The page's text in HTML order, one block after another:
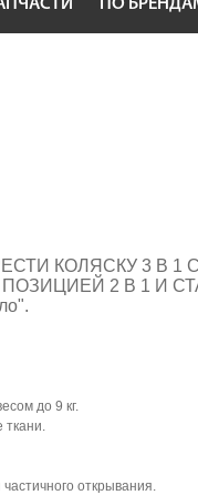
ПО
КОЛЯСКУ 3 В 1 С
2 В 1 И
до 9 кг.
ткани.
открывания.